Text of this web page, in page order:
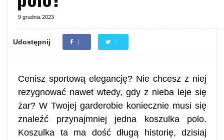
9 grudnia 2023
Udostępnij
Cenisz sportową elegancję? Nie chcesz z niej
rezygnować nawet wtedy, gdy z nieba leje się
żar? W Twojej garderobie koniecznie musi się
znaleźć przynajmniej jedna koszulka polo.
Koszulka ta ma dość długą historię, dzisiaj